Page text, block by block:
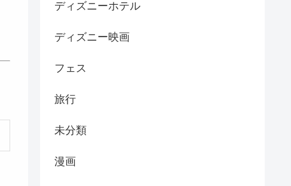
ディズニーホテル
ディズニー映画
フェス
旅行
未分類
漫画